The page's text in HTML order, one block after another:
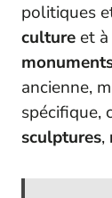
politiques
culture et
ancienne,
spécifique,
sculptures,